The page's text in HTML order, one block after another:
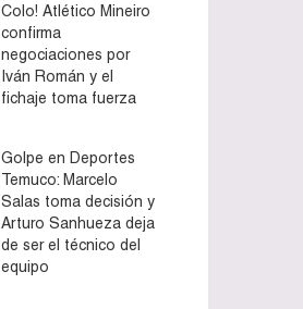
Colo! Atlético Mineiro
confirma
negociaciones por
Iván Román y el
fichaje toma fuerza
Golpe en Deportes
Temuco: Marcelo
Salas toma decisión y
Arturo Sanhueza deja
de ser el técnico del
equipo